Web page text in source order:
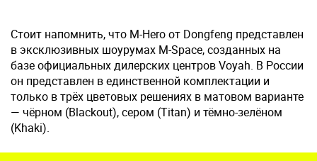
Стоит напомнить, что M-Hero от Dongfeng представлен
в эксклюзивных шоурумах M-Space, созданных на
базе официальных дилерских центров Voyah. В России
он представлен в единственной комплектации и
только в трёх цветовых решениях в матовом варианте
— чёрном (Blackout), сером (Titan) и тёмно-зелёном
(Khaki).